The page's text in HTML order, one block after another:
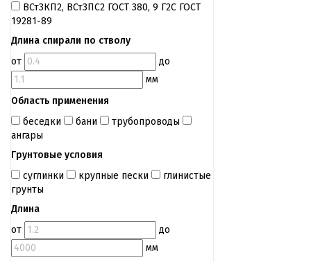
ВСт3КП2, ВСт3ПС2 ГОСТ 380, 9 Г2С ГОСТ
19281-89
Длина спирали по стволу
от
до
мм
Область применения
беседки
бани
трубопроводы
ангары
Грунтовые условия
суглинки
крупные пески
глинистые
грунты
Длина
от
до
мм